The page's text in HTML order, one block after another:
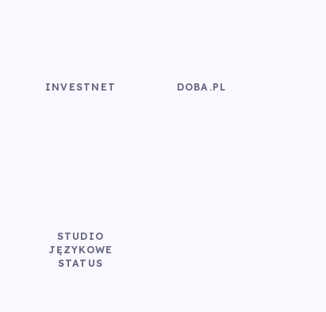
INVESTNET DOBA.PL
STUDIO
JĘZYKOWE
STATUS